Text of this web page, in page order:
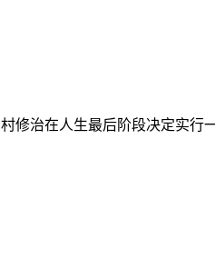
治在人生最后阶段决定实行